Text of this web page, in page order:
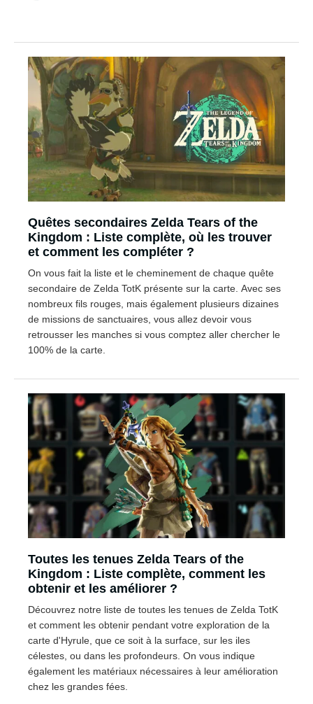
Quêtes secondaires Zelda Tears of the
Kingdom : Liste complète, où les trouver
et comment les compléter ?
On vous fait la liste et le cheminement de chaque quête
secondaire de Zelda TotK présente sur la carte. Avec ses
nombreux fils rouges, mais également plusieurs dizaines
de missions de sanctuaires, vous allez devoir vous
retrousser les manches si vous comptez aller chercher le
100% de la carte.
Toutes les tenues Zelda Tears of the
Kingdom : Liste complète, comment les
obtenir et les améliorer ?
Découvrez notre liste de toutes les tenues de Zelda TotK
et comment les obtenir pendant votre exploration de la
carte d'Hyrule, que ce soit à la surface, sur les iles
célestes, ou dans les profondeurs. On vous indique
également les matériaux nécessaires à leur amélioration
chez les grandes fées.